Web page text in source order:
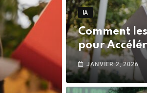
IA
Comment
pour
JANVIER 2, 2026